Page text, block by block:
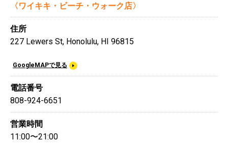
〈ワイキキ・ビーチ・ウォーク店〉
住所
227 Lewers St, Honolulu, HI 96815
GoogleMAPで見る
電話番号
808-924-6651
営業時間
11:00〜21:00